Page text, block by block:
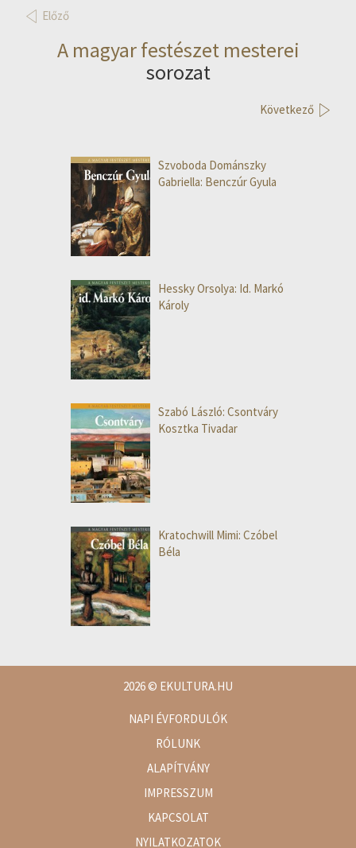
Előző
A magyar festészet mesterei
sorozat
Következő
Szvoboda Dománszky
Gabriella: Benczúr Gyula
Hessky Orsolya: Id. Markó
Károly
Szabó László: Csontváry
Kosztka Tivadar
Kratochwill Mimi: Czóbel
Béla
2026© EKULTURA.HU
NAPI ÉVFORDULÓK
RÓLUNK
ALAPÍTVÁNY
IMPRESSZUM
KAPCSOLAT
NYILATKOZATOK